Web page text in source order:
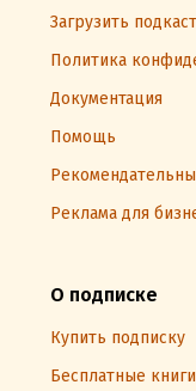
Загрузить
Политика
Документация
Помощь
Реклама для
О подписке
Купить подписку
Бесплатные книги